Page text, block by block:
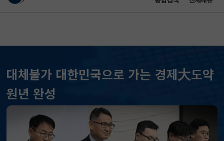
대체불가 대한민국으로 가는 경제大도약
원년 완성
KOSPI 6258.77 37.61(하락)